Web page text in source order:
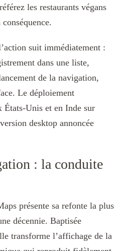
les restaurants végans
conséquence.
suit immédiatement :
dans une liste,
de la navigation,
Le déploiement
États-Unis et en Inde sur
desktop annoncée
: la conduite
présente sa refonte la plus
décennie. Baptisée
transforme l’affichage de la